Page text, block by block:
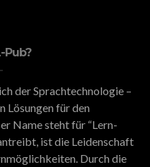
Pub?
der Sprachtechnologie –
Lösungen für den
Name steht für “Lern-
ist die Leidenschaft
Durch die